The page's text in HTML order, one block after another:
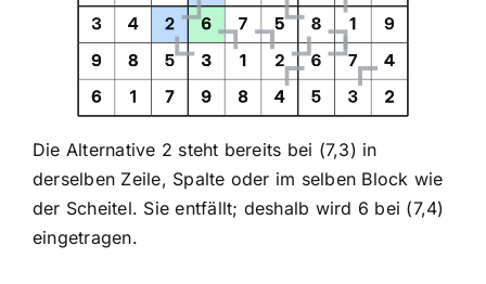
Die Alternative 2 steht bereits bei (7,3) in
derselben Zeile, Spalte oder im selben Block wie
der Scheitel. Sie entfällt; deshalb wird 6 bei (7,4)
eingetragen.